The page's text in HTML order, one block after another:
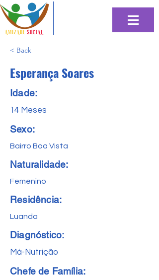
< Back
Esperança Soares
Idade:
14 Meses
Sexo:
Bairro Boa Vista
Naturalidade:
Femenino
Residência:
Luanda
Diagnóstico:
Má-Nutrição
Chefe de Família: